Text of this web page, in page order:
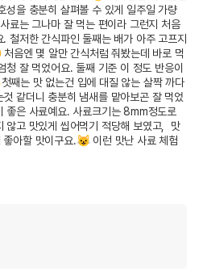
성을 충분히 살펴볼 수 있게 일주일 가량
료는 그나마 잘 먹는 편이라 그런지 처음
철저한 간식파인 둘째는 배가 아주 고프지
처음엔 몇 알만 간식처럼 줘봤는데 바로 먹
청 잘 먹었어요. 둘째 기준 이 정도 반응이
째는 맛 없는건 입에 대질 않는 살짝 까다
같더니 충분히 냄새를 맡아보곤 잘 먹었
좋은 사료예요. 사료크기는 8mm정도로
않고 맛있게 씹어먹기 적당해 보였고,  맛
좋아할 맛이구요.😺 이런 맛난 사료 체험